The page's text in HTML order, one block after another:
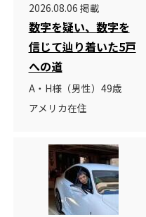
2026.08.06 掲載
数字を疑い、数字を
信じて辿り着いた5戸
への道
A・H様（男性）49歳
アメリカ在住